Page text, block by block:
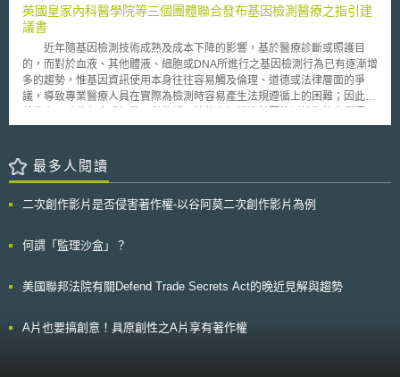
Burberry的目的，所以其不認為開始用有任何侵權問題。此外，Burberry認
為將該劇照使用在臉書的動態時報上這樣的行為是受到美國憲法第一修正案
言論自由的保護。 Bogart後裔則認為Burberry使用劇照於市場行銷相關
素材/媒介上，可明確看出其有意於Burberry實際及潛在消費者心中，將
Burberry品牌及產品商業性連結至Bogart名人形象上，所以Burberry的行為
已侵害到Bogart的商標權和肖像權。 Burberry及Bogart後裔雙方因應不
同州法律採用策略性訴訟技巧，分別於紐約及加州提起訴訟，知名品牌和知
名男星後裔的商標及肖像權之爭正式開戰，法院判決結果值得後續關注。
地是在 Arkansas ，意外事件發生時，當地農夫正在收成稻米。 截至目
前 8 月底，美國本土因為基改稻米的基因污染了美國長粒米（ U.S. long
grain rice ）的供應，而向 Bayer CropScience 提出損害賠償的訴訟已有三
起，主要內容為請求因為基因污染致美國長粒米的價格下跌的損害賠償。另
由於相關的安全審查並未檢測出來此次流入外銷市場的美國長粒米，因此
雖然 USDA 表示混入 GMO 的長粒米並不會對人體或環境造成危害，但 世
界各大進口國仍採取了相關緊急措施。 例如，日本於此消息一經公布後，
英國皇家內科醫學院等三個團體聯合發布基因檢測醫療之指引建
議書
近年隨基因檢測技術成熟及成本下降的影響，基於醫療診斷或照護目
的，而對於血液、其他體液、細胞或DNA所進行之基因檢測行為已有逐漸增
多的趨勢，惟基因資訊使用本身往往容易觸及倫理、道德或法律層面的爭
議，導致專業醫療人員在實際為檢測時容易產生法規遵循上的困難；因此，
價值。 1. 有鑑於此，三個英國醫療團體-英國皇家內科醫學院(Royal
Pathologists)及英國人類遺傳協會(British Society for Human Genetics)於
今(2011)年9月聯合公布了一份『診療性基因使用行為的同意及秘密性：基
clinical genetic practice：Guidance on genetic testing and sharing
資料及樣本時，應如何遵循相關的法律規範，包括1998年資料保護法(the
病患所提供之基因樣本可能作為研究用途時，應如何告知等事項。 建
訊也開始對病患個人及其家族成員帶來的風險。基此，該報告對基因檢測行
最多人閱讀
二次創作影片是否侵害著作權-以谷阿莫二次創作影片為例
何謂「監理沙盒」？
美國聯邦法院有關Defend Trade Secrets Act的晚近見解與趨勢
A片也要搞創意！具原創性之A片享有著作權